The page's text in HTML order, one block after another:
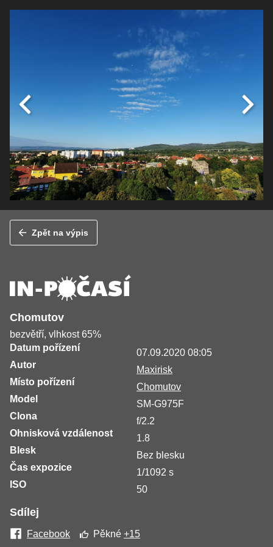
Zpět na výpis
Chomutov
bezvětří, vlhkost 65%
Datum pořízení
07.09.2020 08:05
Autor
Maxirisk
Místo pořízení
Chomutov
Model
SM-G975F
Clona
f/2.2
Ohnisková vzdálenost
1.8
Blesk
Bez blesku
Čas expozice
1/1092 s
ISO
50
Sdílej
Facebook Pěkné+15